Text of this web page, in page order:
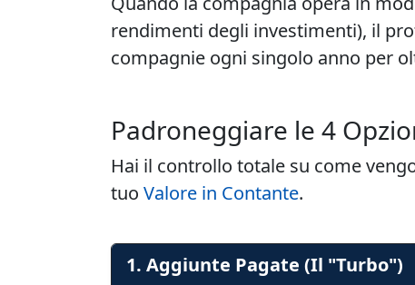
rendimenti degli investimenti), il
compagnie ogni singolo anno per
Padroneggiare le 4
Hai il controllo totale su come
tuo Valore in Contante.
1. Aggiunte Pagate (Il "Turbo")